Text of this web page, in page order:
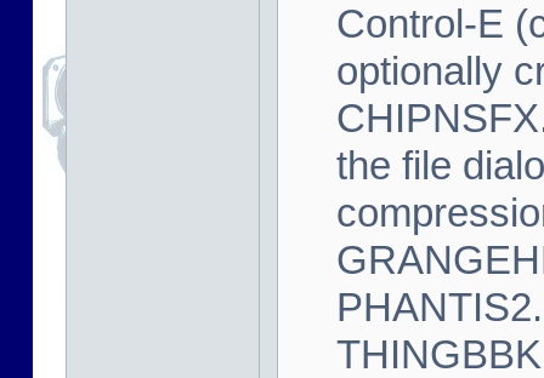
Control-E
optionally
the file